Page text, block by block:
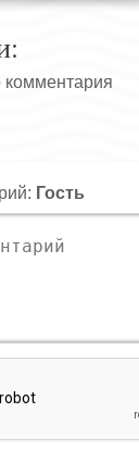
комментария
Гость